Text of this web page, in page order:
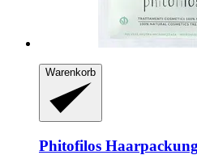
Warenkorb
Phitofilos